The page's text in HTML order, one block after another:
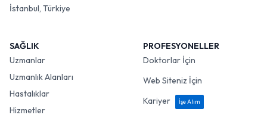
İstanbul, Türkiye
SAĞLIK
Uzmanlar
Uzmanlık Alanları
Hastalıklar
Hizmetler
PROFESYONELLER
Doktorlar İçin
Web Siteniz İçin
Kariyer
İşe Alım